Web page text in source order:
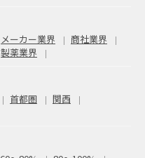
メーカー業界
商社業界
製薬業界
首都圏
関西